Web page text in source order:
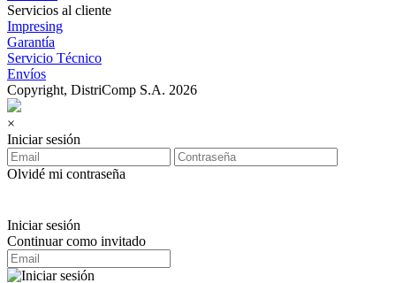
Servicios al cliente
Impresing
Garantía
Servicio Técnico
Envíos
Copyright, DistriComp S.A. 2026
×
Iniciar sesión
Olvidé mi contraseña
Iniciar sesión
Continuar como invitado